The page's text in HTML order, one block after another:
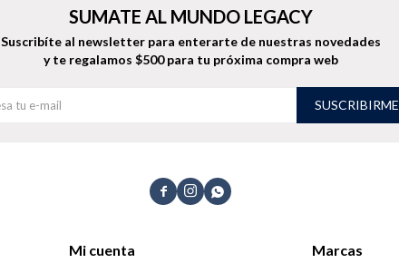
  
Mi cuenta Marcas
SUMATE AL MUNDO LEGACY
Suscribíte al newsletter para enterarte de nuestras novedades
y te regalamos $500 para tu próxima compra web
SUSCRIBIRME